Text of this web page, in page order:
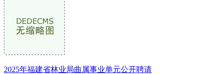
2025年福建省林业局曲属事业单元公开聘请